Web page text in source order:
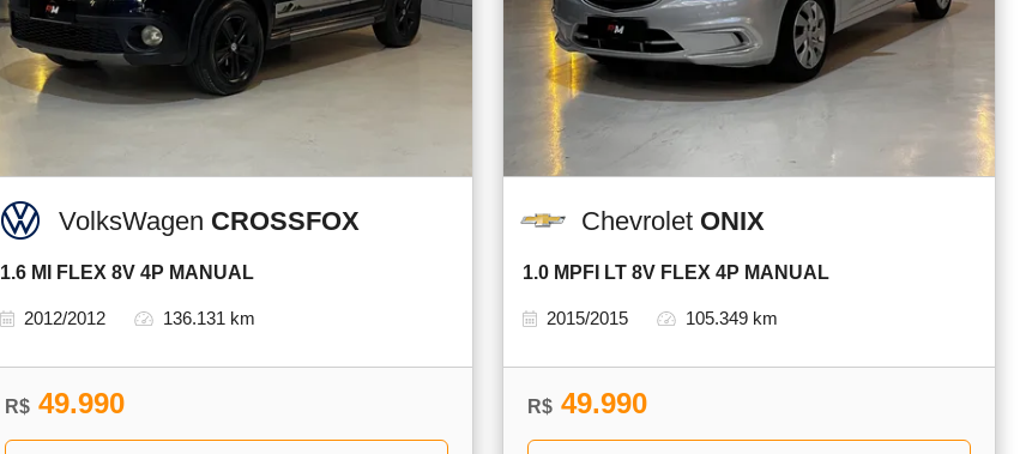
VolksWagen CROSSFOX
1.6 MI FLEX 8V 4P MANUAL
2012/2012 136.131 km
R$ 49.990
Chevrolet ONIX
1.0 MPFI LT 8V FLEX 4P MANUAL
2015/2015 105.349 km
R$ 49.990